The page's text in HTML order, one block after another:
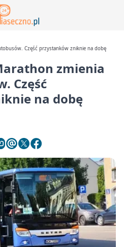
Część przystanków zniknie na dobę
zmienia
Część
na dobę